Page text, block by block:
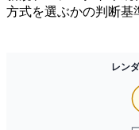
方式を選ぶかの判断基
レン